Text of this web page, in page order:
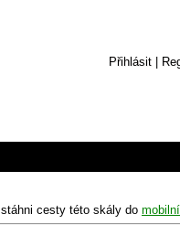
Přihlásit
stáhni cesty této skály do